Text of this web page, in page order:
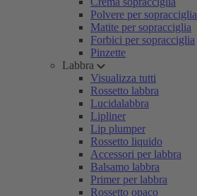
Polvere per sopracciglia
Matite per sopracciglia
Forbici per sopracciglia
Pinzette
Labbra
Visualizza tutti
Rossetto labbra
Lucidalabbra
Lipliner
Lip plumper
Rossetto liquido
Accessori per labbra
Balsamo labbra
Primer per labbra
Rossetto opaco